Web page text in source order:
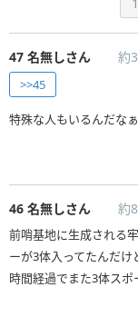
47 名無しさん 約
>>45
特殊な人もいるんだなぁ
46 名無しさん 約
前哨基地に生成される
ーが3体入ってたんだけ
時間経過でまた3体スポ